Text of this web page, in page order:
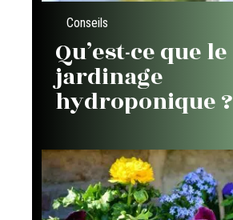
Conseils
Qu’est-ce que le
jardinage
hydroponique ?